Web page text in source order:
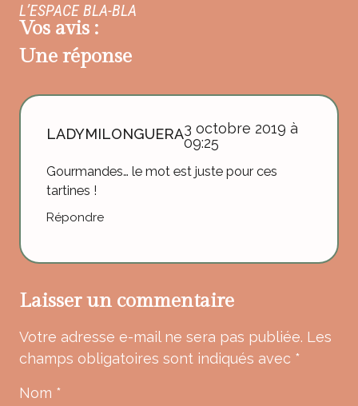
L’ESPACE BLA-BLA
Vos avis :
Une réponse
LADYMILONGUERA3 octobre 2019 à
09:25
Gourmandes… le mot est juste pour ces
tartines !
Répondre
Laisser un commentaire
Votre adresse e-mail ne sera pas publiée. Les
champs obligatoires sont indiqués avec *
Nom *